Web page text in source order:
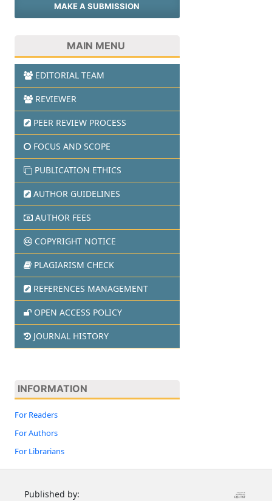
MAKE A SUBMISSION
MAIN MENU
EDITORIAL TEAM
REVIEWER
PEER REVIEW PROCESS
FOCUS AND SCOPE
PUBLICATION ETHICS
AUTHOR GUIDELINES
AUTHOR FEES
COPYRIGHT NOTICE
PLAGIARISM CHECK
REFERENCES MANAGEMENT
OPEN ACCESS POLICY
JOURNAL HISTORY
INFORMATION
For Readers
For Authors
For Librarians
Published by: